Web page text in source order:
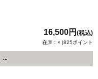
16,500円 (税込)
在庫：× |825ポイント